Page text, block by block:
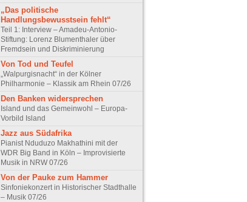
„Das politische
Handlungsbewusstsein fehlt“
Teil 1: Interview – Amadeu-Antonio-
Stiftung: Lorenz Blumenthaler über
Fremdsein und Diskriminierung
Von Tod und Teufel
„Walpurgisnacht“ in der Kölner
Philharmonie – Klassik am Rhein 07/26
Den Banken widersprechen
Island und das Gemeinwohl – Europa-
Vorbild Island
Jazz aus Südafrika
Pianist Nduduzo Makhathini mit der
WDR Big Band in Köln – Improvisierte
Musik in NRW 07/26
Von der Pauke zum Hammer
Sinfoniekonzert in Historischer Stadthalle
– Musik 07/26